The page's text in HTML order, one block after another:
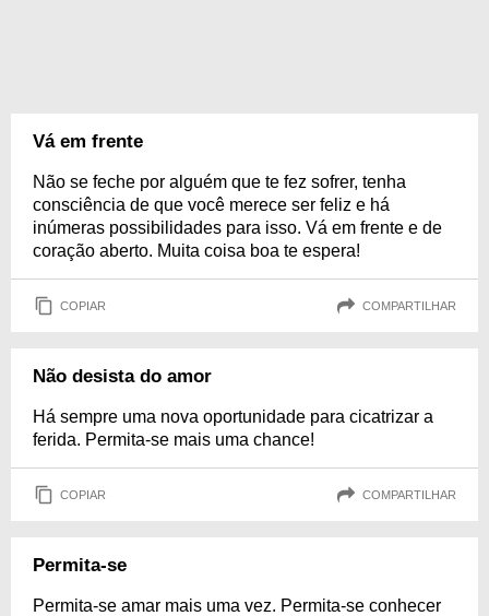
Vá em frente
Não se feche por alguém que te fez sofrer, tenha
consciência de que você merece ser feliz e há
inúmeras possibilidades para isso. Vá em frente e de
coração aberto. Muita coisa boa te espera!
COPIAR COMPARTILHAR
Não desista do amor
Há sempre uma nova oportunidade para cicatrizar a
ferida. Permita-se mais uma chance!
COPIAR COMPARTILHAR
Permita-se
Permita-se amar mais uma vez. Permita-se conhecer